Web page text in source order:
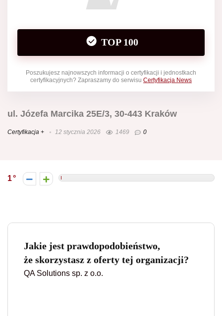
TOP 100
Poszukujesz najnowszych informacji o certyfikacji i jednostkach
certyfikacyjnych? Zapraszamy do serwisu Certyfikacja News
ul. Józefa Marcika 25E/3, 30-443 Kraków
Certyfikacja + 12 stycznia 2026 1469 0
1
Jakie jest prawdopodobieństwo,
że skorzystasz z oferty tej organizacji?
QA Solutions sp. z o.o.